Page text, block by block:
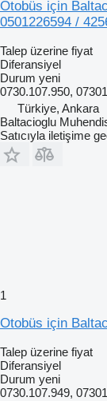
Otobüs için
0501226594 /
Talep üzerine fiyat
Diferansiyel
Durum yeni
0730.107.950,
Türkiye, Ankara
Baltacioglu
Satıcıyla iletişime
1
Otobüs için
Talep üzerine fiyat
Diferansiyel
Durum yeni
0730.107.949,